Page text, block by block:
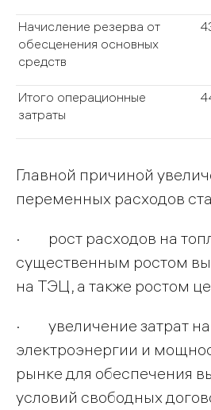
Начисление резерва от
обесценения основных
средств
Итого операционные
затраты
Главной причиной
переменных расходов
· рост расходов на
существенным ростом
на ТЭЦ, а также ростом
· увеличение затрат на
электроэнергии и
рынке для обеспечения
условий свободных